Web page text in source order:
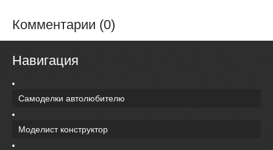
Комментарии (0)
Навигация
Самоделки автолюбителю
Моделист конструктор